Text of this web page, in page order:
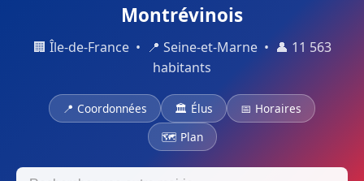
Montrévinois
🏢 Île-de-France • 📍 Seine-et-Marne • 👤 11 563
habitants
📍 Coordonnées 🏛 Élus
📅 Horaires
🗺 Plan